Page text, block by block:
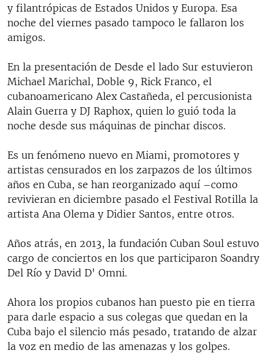
y filantrópicas de Estados Unidos y Europa. Esa
noche del viernes pasado tampoco le fallaron los
amigos.
En la presentación de Desde el lado Sur estuvieron
Michael Marichal, Doble 9, Rick Franco, el
cubanoamericano Alex Castañeda, el percusionista
Alain Guerra y DJ Raphox, quien lo guió toda la
noche desde sus máquinas de pinchar discos.
Es un fenómeno nuevo en Miami, promotores y
artistas censurados en los zarpazos de los últimos
años en Cuba, se han reorganizado aquí –como
revivieran en diciembre pasado el Festival Rotilla la
artista Ana Olema y Didier Santos, entre otros.
Años atrás, en 2013, la fundación Cuban Soul estuvo
cargo de conciertos en los que participaron Soandry
Del Río y David D' Omni.
Ahora los propios cubanos han puesto pie en tierra
para darle espacio a sus colegas que quedan en la
Cuba bajo el silencio más pesado, tratando de alzar
la voz en medio de las amenazas y los golpes.